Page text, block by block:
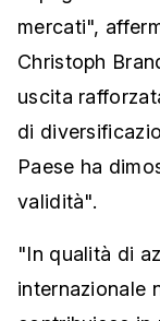
mercati",
Christoph
uscita
di
Paese ha
validità".
"In qualità di
internazionale